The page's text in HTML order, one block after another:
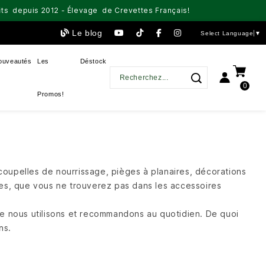
depuis 2012 - Élevage de Crevettes Français!
Le blog Select Language ▼
Les
Promos!
Déstock
0
de nourrissage, pièges à planaires, décorations
que vous ne trouverez pas dans les accessoires
utilisons et recommandons au quotidien. De quoi